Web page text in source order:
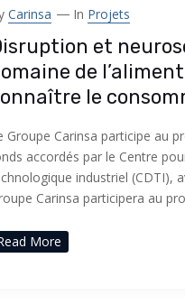
Carinsa In Projets
et
de
le
Groupe Carinsa participe au
accordés par le Centre
industriel (CDTI),
Carinsa participera au
More